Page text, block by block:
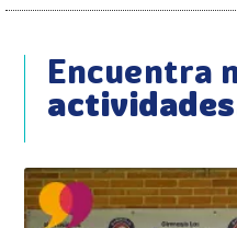
Encuentra